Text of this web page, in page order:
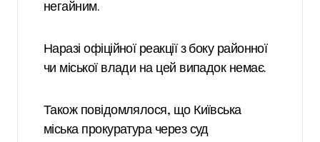
негайним.
Наразі офіційної реакції з боку районної
чи міської влади на цей випадок немає.
Також повідомлялося, що Київська
міська прокуратура через суд